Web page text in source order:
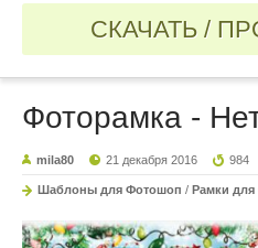
СКАЧАТЬ /
Фоторамка -
mila80 21 декабря 2016 984
Шаблоны для Фотошоп / Рамки для